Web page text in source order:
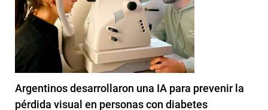
Argentinos desarrollaron una IA para prevenir la
pérdida visual en personas con diabetes